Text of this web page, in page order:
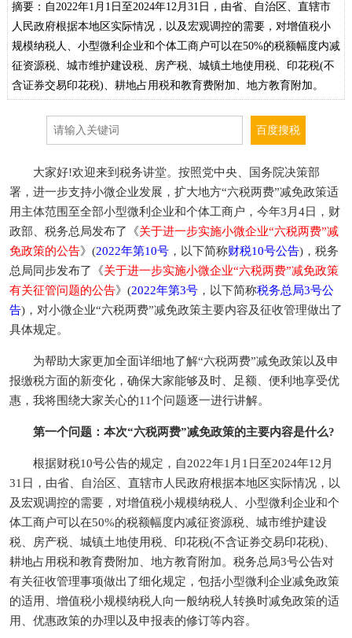
摘要：自2022年1月1日至2024年12月31日，由省、自治区、直辖市
人民政府根据本地区实际情况，以及宏观调控的需要，对增值税小
规模纳税人、小型微利企业和个体工商户可以在50%的税额幅度内减
征资源税、城市维护建设税、房产税、城镇土地使用税、印花税(不
含证券交易印花税)、耕地占用税和教育费附加、地方教育附加。
大家好!欢迎来到税务讲堂。按照党中央、国务院决策部
署，进一步支持小微企业发展，扩大地方“六税两费”减免政策适
用主体范围至全部小型微利企业和个体工商户，今年3月4日，财
政部、税务总局发布了《关于进一步实施小微企业“六税两费”减
免政策的公告》(2022年第10号，以下简称财税10号公告)，税务
总局同步发布了《关于进一步实施小微企业“六税两费”减免政策
有关征管问题的公告》(2022年第3号，以下简称税务总局3号公
告)，对小微企业“六税两费”减免政策主要内容及征收管理做出了
具体规定。
为帮助大家更加全面详细地了解“六税两费”减免政策以及申
报缴税方面的新变化，确保大家能够及时、足额、便利地享受优
惠，我将围绕大家关心的11个问题逐一进行讲解。
第一个问题：本次“六税两费”减免政策的主要内容是什么?
根据财税10号公告的规定，自2022年1月1日至2024年12月
31日，由省、自治区、直辖市人民政府根据本地区实际情况，以
及宏观调控的需要，对增值税小规模纳税人、小型微利企业和个
体工商户可以在50%的税额幅度内减征资源税、城市维护建设
税、房产税、城镇土地使用税、印花税(不含证券交易印花税)、
耕地占用税和教育费附加、地方教育附加。税务总局3号公告对
有关征收管理事项做出了细化规定，包括小型微利企业减免政策
的适用、增值税小规模纳税人向一般纳税人转换时减免政策的适
用、优惠政策的办理以及申报表的修订等内容。